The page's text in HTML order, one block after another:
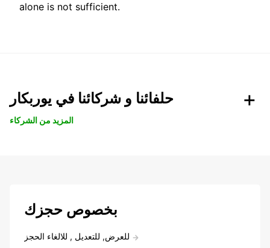
alone is not sufficient.
حلفائنا و شركائنا في يوربكار
المزيد من الشركاء
بخصوص حجزك
للعرض, للتعديل , للالغاء الحجز